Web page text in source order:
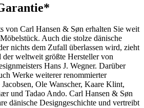
von Carl Hansen & Søn erhalten Sie weit
Auch die stolze dänische
nichts dem Zufall überlassen wird, zieht
der weltweit größte Hersteller von
Hans J. Wegner. Darüber
Werke weiterer renommierter
Ole Wanscher, Kaare Klint,
und Tadao Ando. Carl Hansen & Søn
dänische Designgeschichte und vertreibt